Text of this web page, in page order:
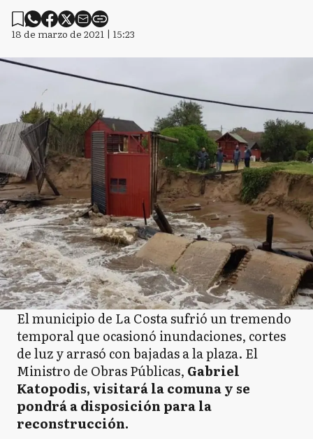
18 de marzo de 2021 | 15:23
El municipio de La Costa sufrió un tremendo
temporal que ocasionó inundaciones, cortes
de luz y arrasó con bajadas a la plaza. El
Ministro de Obras Públicas, Gabriel
Katopodis, visitará la comuna y se
pondrá a disposición para la
reconstrucción.